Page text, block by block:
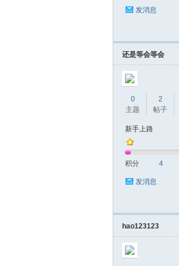
发消息
还是等会等会
0
主题
2
帖子
新手上路
积分 4
发消息
hao123123